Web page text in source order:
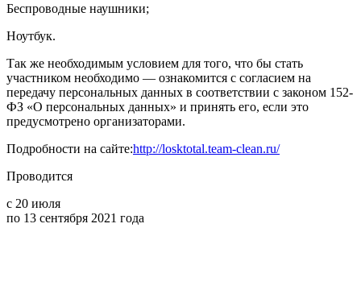
Беспроводные наушники;
Ноутбук.
Так же необходимым условием для того, что бы стать
участником необходимо — ознакомится с согласием на
передачу персональных данных в соответствии с законом 152-
ФЗ «О персональных данных» и принять его, если это
предусмотрено организаторами.
Подробности на сайте:http://losktotal.team-clean.ru/
Проводится
с 20 июля
по 13 сентября 2021 года